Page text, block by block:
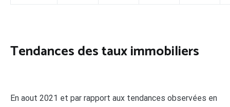
Tendances des taux immobiliers
En aout 2021 et par rapport aux tendances observées en